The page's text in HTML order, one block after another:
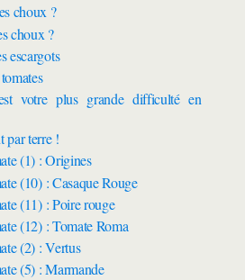
choux ?
choux ?
escargots
votre plus grande difficulté en
par terre !
(1) : Origines
(10) : Casaque Rouge
(11) : Poire rouge
(12) : Tomate Roma
(2) : Vertus
(5) : Marmande